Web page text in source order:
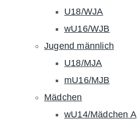
U18/WJA
wU16/WJB
Jugend männlich
U18/MJA
mU16/MJB
Mädchen
wU14/Mädchen A